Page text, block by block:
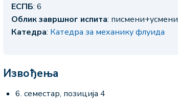
ЕСПБ: 6
Облик завршног испита: писмени+усмени
Катедра: Катедра за механику флуида
Извођења
6. семестар, позиција 4